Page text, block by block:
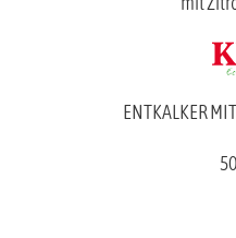
ENTKALKER